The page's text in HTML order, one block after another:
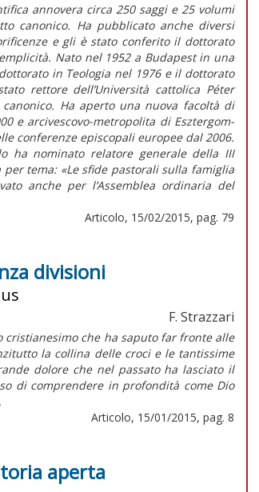
annovera circa 250 saggi e 25 volumi
canonico. Ha pubblicato anche diversi
e gli è stato conferito il dottorato
Nato nel 1952 a Budapest in una
in Teologia nel 1976 e il dottorato
rettore dell’Università cattolica Péter
Ha aperto una nuova facoltà di
e arcivescovo-metropolita di Esztergom-
conferenze episcopali europee dal 2006.
ha nominato relatore generale della III
tema: «Le sfide pastorali sulla famiglia
anche per l’Assemblea ordinaria del
Articolo, 15/02/2015, pag. 79
divisioni
F. Strazzari
che ha saputo far fronte alle
la collina delle croci e le tantissime
dolore che nel passato ha lasciato il
di comprendere in profondità come Dio
Articolo, 15/01/2015, pag. 8
aperta